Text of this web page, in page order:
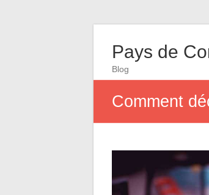
Pays de
Blog
Comment